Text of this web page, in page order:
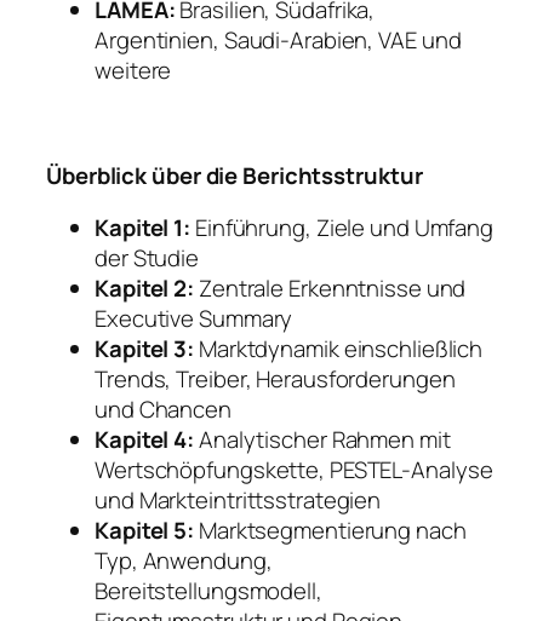
LAMEA:Brasilien, Südafrika,
Argentinien, Saudi-Arabien, VAE und
weitere
Überblick über die Berichtsstruktur
Kapitel 1: Einführung, Ziele und Umfang
der Studie
Kapitel 2: Zentrale Erkenntnisse und
Executive Summary
Kapitel 3: Marktdynamik einschließlich
Trends, Treiber, Herausforderungen
und Chancen
Kapitel 4:Analytischer Rahmen mit
Wertschöpfungskette, PESTEL-Analyse
und Markteintrittsstrategien
Kapitel 5: Marktsegmentierung nach
Typ, Anwendung,
Bereitstellungsmodell,